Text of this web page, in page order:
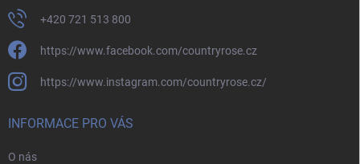
+420 721 513 800
https://www.facebook.com/countryrose.cz
https://www.instagram.com/countryrose.cz/
INFORMACE PRO VÁS
O nás